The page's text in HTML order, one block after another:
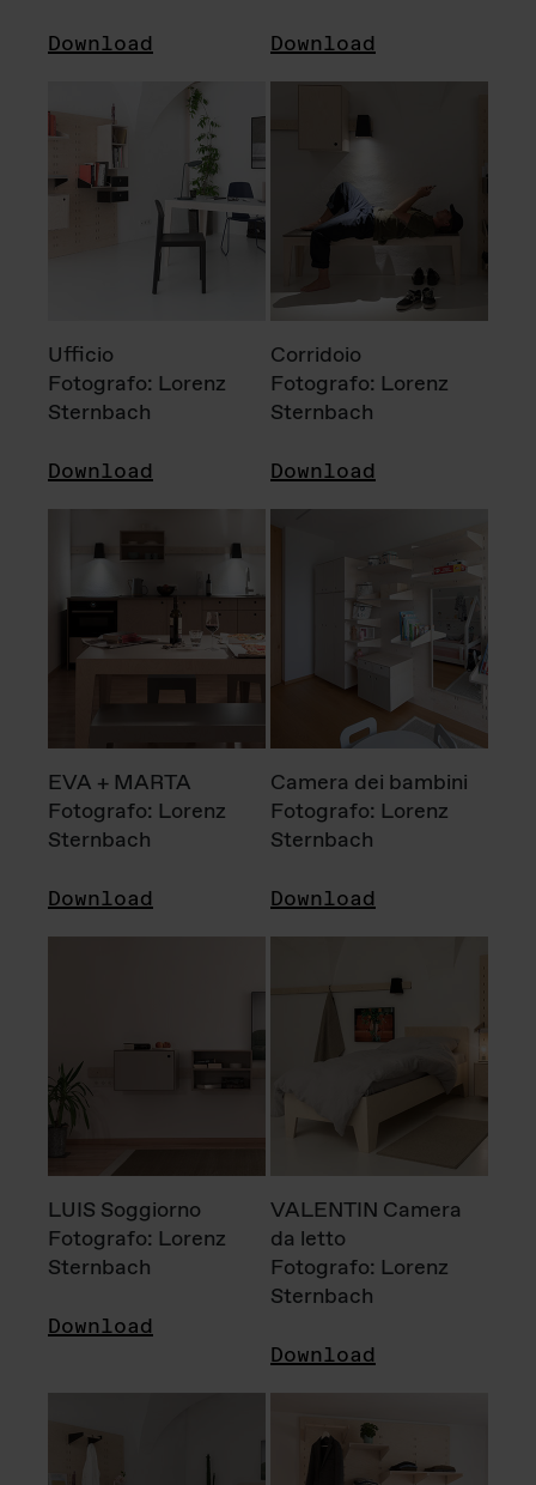
Download Download
Ufficio
Fotografo: Lorenz
Sternbach
Download
Corridoio
Fotografo: Lorenz
Sternbach
Download
EVA + MARTA
Fotografo: Lorenz
Sternbach
Download
Camera dei bambini
Fotografo: Lorenz
Sternbach
Download
LUIS Soggiorno
Fotografo: Lorenz
Sternbach
Download
VALENTIN Camera
da letto
Fotografo: Lorenz
Sternbach
Download